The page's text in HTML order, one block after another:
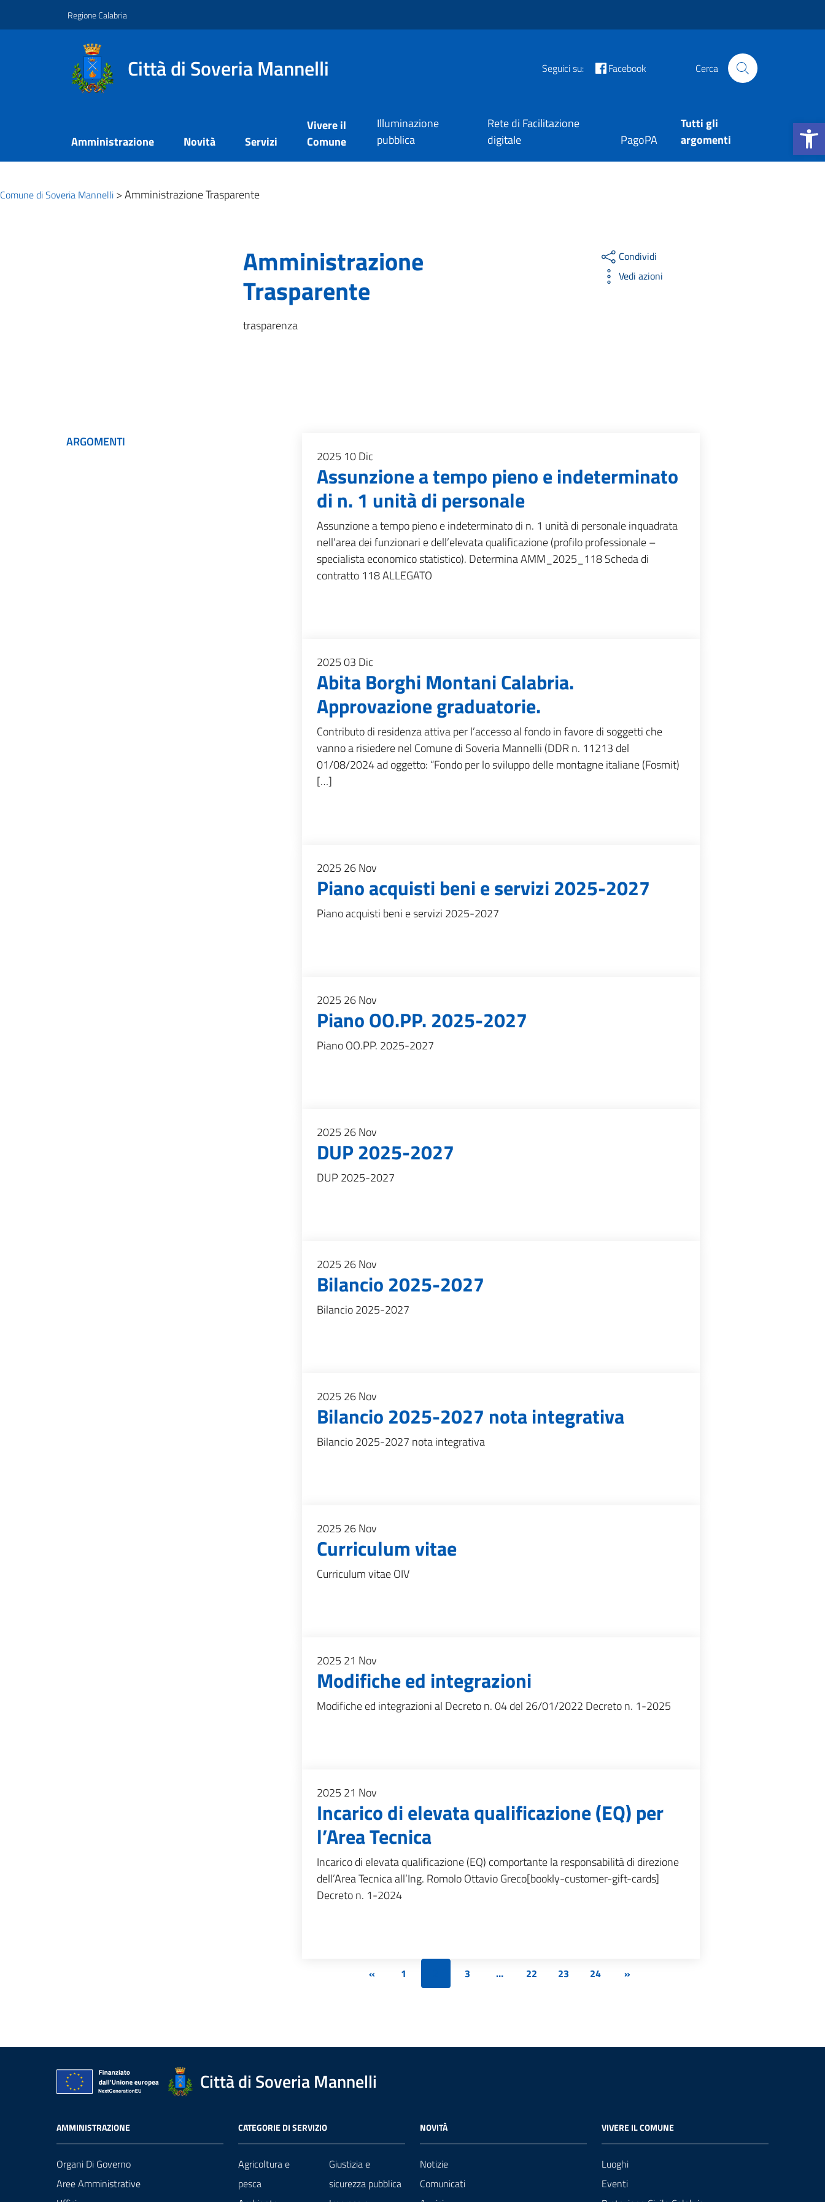
Apri la
Regione Calabria
Città di Soveria Mannelli Seguici su: Facebook Cerca
Amministrazione Novità Servizi
Vivere il
Comune
Illuminazione
pubblica
Rete di Facilitazione
digitale
PagoPA
Tutti gli
argomenti
Comune di Soveria Mannelli >Amministrazione Trasparente
Amministrazione
Trasparente
trasparenza
Condividi
Vedi azioni
ARGOMENTI
2025 10Dic
Assunzione a tempo pieno e indeterminato
di n. 1 unità di personale
Assunzione a tempo pieno e indeterminato di n. 1 unità di personale inquadrata
nell’area dei funzionari e dell’elevata qualificazione (profilo professionale –
specialista economico statistico). Determina AMM_2025_118 Scheda di
contratto 118 ALLEGATO
202503 Dic
Abita Borghi Montani Calabria.
Approvazione graduatorie.
Contributo di residenza attiva per l’accesso al fondo in favore di soggetti che
vanno a risiedere nel Comune di Soveria Mannelli (DDR n. 11213 del
01/08/2024 ad oggetto: “Fondo per lo sviluppo delle montagne italiane (Fosmit)
[…]
2025 26Nov
Piano acquisti beni e servizi 2025-2027
Piano acquisti beni e servizi 2025-2027
2025 26Nov
Piano OO.PP. 2025-2027
Piano OO.PP. 2025-2027
2025 26Nov
DUP 2025-2027
DUP 2025-2027
2025 26Nov
Bilancio 2025-2027
Bilancio 2025-2027
2025 26Nov
Bilancio 2025-2027 nota integrativa
Bilancio 2025-2027 nota integrativa
2025 26Nov
Curriculum vitae
Curriculum vitae OIV
2025 21 Nov
Modifiche ed integrazioni
Modifiche ed integrazioni al Decreto n. 04 del 26/01/2022 Decreto n. 1-2025
2025 21 Nov
Incarico di elevata qualificazione (EQ) per
l’Area Tecnica
Incarico di elevata qualificazione (EQ) comportante la responsabilità di direzione
dell’Area Tecnica all’Ing. Romolo Ottavio Greco[bookly-customer-gift-cards]
Decreto n. 1-2024
« 1 3 … 22 23 24 »
Città di Soveria Mannelli
AMMINISTRAZIONE
Organi Di Governo
Aree Amministrative
CATEGORIE DI SERVIZIO
Agricoltura e
pesca
Giustizia e
sicurezza pubblica
NOVITÀ
Notizie
Comunicati
VIVERE IL COMUNE
Luoghi
Eventi